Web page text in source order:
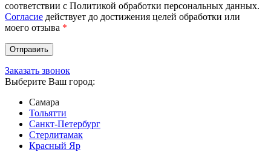
соответствии с Политикой обработки персональных данных.
Согласие действует до достижения целей обработки или
моего отзыва *
Заказать звонок
Выберите Ваш город:
Самара
Тольятти
Санкт-Петербург
Стерлитамак
Красный Яр